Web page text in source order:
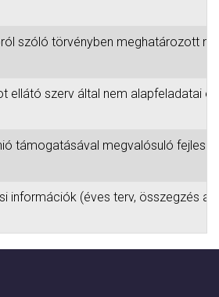
szóló törvényben meghatározott
ellátó szerv által nem alapfeladatai
támogatásával megvalósuló
információk (éves terv, összegzés